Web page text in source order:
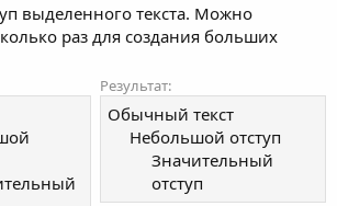
выделенного текста. Можно
раз для создания больших
Результат:
Обычный текст
Небольшой отступ​
Значительный
отступ​